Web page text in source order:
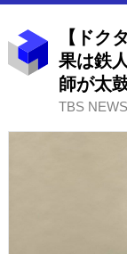
【ドク
果は鉄
師が太
TBS